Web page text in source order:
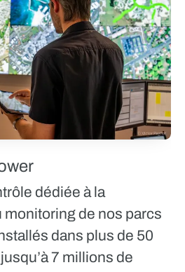
dédiée à la
de nos parcs
dans plus de 50
7 millions de